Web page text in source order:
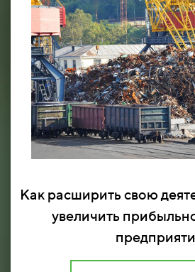
Как расширить свою
увеличить